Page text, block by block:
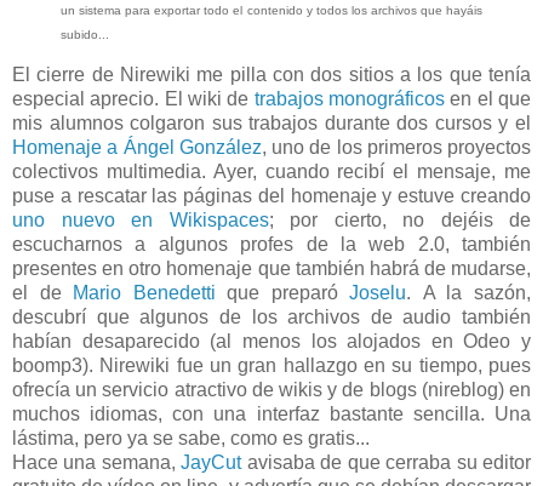
un sistema para exportar todo el contenido y todos los archivos que hayáis
subido...
El cierre de Nirewiki me pilla con dos sitios a los que tenía
especial aprecio. El wiki de trabajos monográficos en el que
mis alumnos colgaron sus trabajos durante dos cursos y el
Homenaje a Ángel González, uno de los primeros proyectos
colectivos multimedia. Ayer, cuando recibí el mensaje, me
puse a rescatar las páginas del homenaje y estuve creando
uno nuevo en Wikispaces; por cierto, no dejéis de
escucharnos a algunos profes de la web 2.0, también
presentes en otro homenaje que también habrá de mudarse,
el deMario Benedettique preparóJoselu. A la sazón,
descubrí que algunos de los archivos de audio también
habían desaparecido (al menos los alojados en Odeo y
boomp3). Nirewiki fue un gran hallazgo en su tiempo, pues
ofrecía un servicio atractivo de wikis y de blogs (nireblog) en
muchos idiomas, con una interfaz bastante sencilla. Una
lástima, pero ya se sabe, como es gratis...
Hace una semana,JayCutavisaba de que cerraba su editor